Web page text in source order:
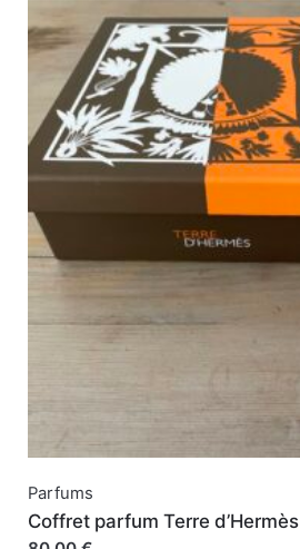
Parfums
Coffret parfum Terre d’Hermès